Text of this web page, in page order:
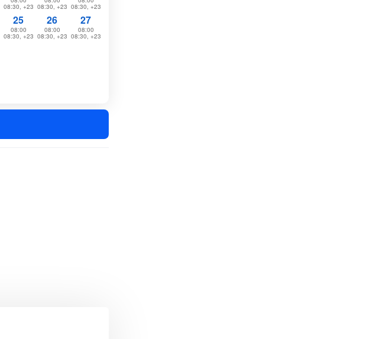
08:30, +23 08:30, +23 08:30, +23
25
08:00
08:30, +23
26
08:00
08:30, +23
27
08:00
08:30, +23